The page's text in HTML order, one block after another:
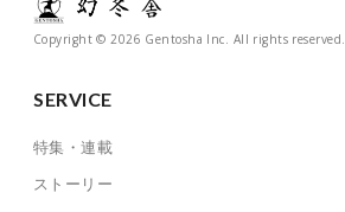
Copyright © 2026 Gentosha Inc. All rights reserved.
SERVICE
特集・連載
ストーリー